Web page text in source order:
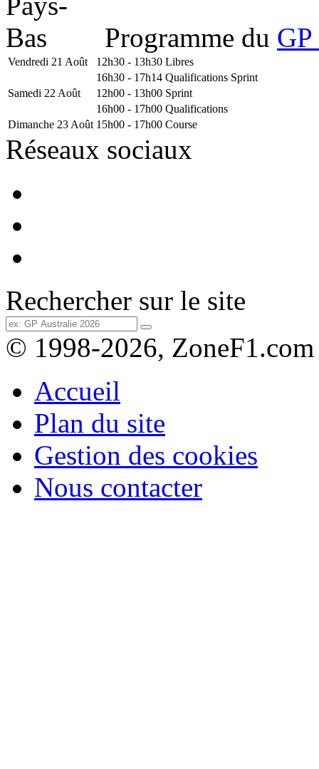
Programme du
Vendredi 21 Août 12h30 - 13h30 Libres
16h30 - 17h14 Qualifications Sprint
Samedi 22 Août
12h00 - 13h00 Sprint
16h00 - 17h00 Qualifications
Dimanche 23 Août 15h00 - 17h00 Course
Réseaux sociaux
Rechercher sur le site
© 1998-2026, ZoneF1.com
Accueil
Plan du site
Gestion des cookies
Nous contacter